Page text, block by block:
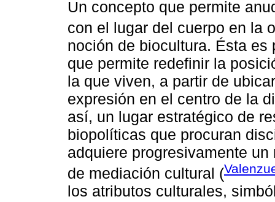
Un concepto que permite
con el lugar del cuerpo en la
noción de biocultura. Ésta
que permite redefinir la
la que viven, a partir de
expresión en el centro de la
así, un lugar estratégico de
biopolíticas que procuran
adquiere progresivamente
de mediación cultural (
los atributos culturales,